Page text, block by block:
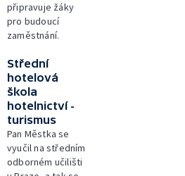
připravuje žáky
pro budoucí
zaměstnání.
Střední
hotelová
škola
hotelnictví -
turismus
Pan Městka se
vyučil na středním
odborném učilišti